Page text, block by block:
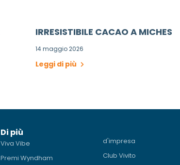
IRRESISTIBILE CACAO A MICHES
14 maggio 2026
Leggi di più
Di più
Viva Vibe
Premi Wyndham
d'impresa
Club Vivito